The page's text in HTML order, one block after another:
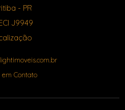
- PR
J9949
em Contato